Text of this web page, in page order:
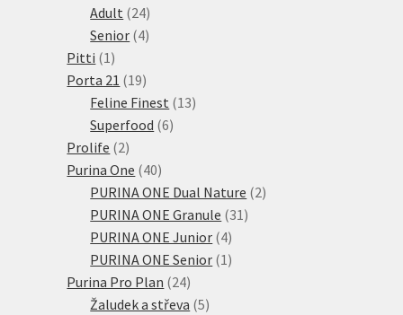
Adult 2424
produktů
Senior 44
Pitti 1 1
produkt
Porta 21 1919
produktů
Feline Finest 1313
Superfood 66
Prolife 22
produkty
Purina One 4040
produktů
PURINA ONE Dual Nature 22
PURINA ONE Granule 31 31
PURINA ONE Junior 44
produkty
PURINA ONE Senior 1 1
Purina Pro Plan 2424
produktů
Žaludek a střeva 55